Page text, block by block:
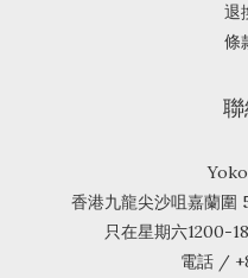
退
條
香港九龍尖沙咀嘉蘭圍
只在星期六1200-
電話 /